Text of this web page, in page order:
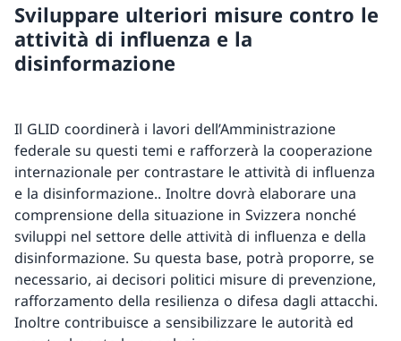
Sviluppare ulteriori misure contro le
attività di influenza e la
disinformazione
Il GLID coordinerà i lavori dell’Amministrazione
federale su questi temi e rafforzerà la cooperazione
internazionale per contrastare le attività di influenza
e la disinformazione.. Inoltre dovrà elaborare una
comprensione della situazione in Svizzera nonché
sviluppi nel settore delle attività di influenza e della
disinformazione. Su questa base, potrà proporre, se
necessario, ai decisori politici misure di prevenzione,
rafforzamento della resilienza o difesa dagli attacchi.
Inoltre contribuisce a sensibilizzare le autorità ed